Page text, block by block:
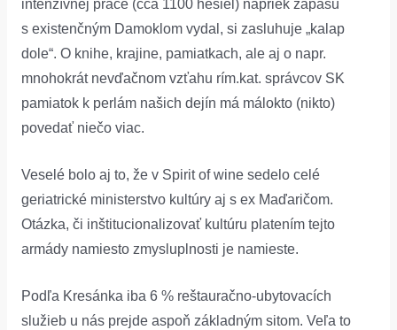
intenzívnej práce (cca 1100 hesiel ) napriek zápasu
s existenčným Damoklom vydal, si zasluhuje „kalap
dole“. O knihe, krajine, pamiatkach, ale aj o napr.
mnohokrát nevďačnom vzťahu rím.kat. správcov SK
pamiatok k perlám našich dejín má málokto (nikto)
povedať niečo viac.
Veselé bolo aj to, že v Spirit of wine sedelo celé
geriatrické ministerstvo kultúry aj s ex Maďaričom.
Otázka, či inštitucionalizovať kultúru platením tejto
armády namiesto zmysluplnosti je namieste.
Podľa Kresánka iba 6 % reštauračno-ubytovacích
služieb u nás prejde aspoň základným sitom. Veľa to